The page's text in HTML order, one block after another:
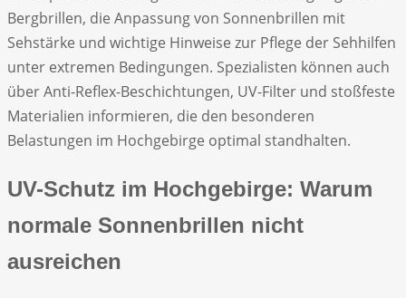
Bergbrillen, die Anpassung von Sonnenbrillen mit
Sehstärke und wichtige Hinweise zur Pflege der Sehhilfen
unter extremen Bedingungen. Spezialisten können auch
über Anti-Reflex-Beschichtungen, UV-Filter und stoßfeste
Materialien informieren, die den besonderen
Belastungen im Hochgebirge optimal standhalten.
UV-Schutz im Hochgebirge: Warum
normale Sonnenbrillen nicht
ausreichen